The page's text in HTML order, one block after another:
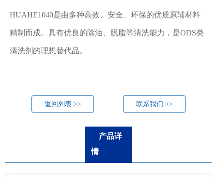
返回列表 >> 联系我们 >>
HUAHE1040是由多种高效、安全、环保的优质原辅材料
精制而成。具有优良的除油、脱脂等清洗能力，是ODS类
清洗剂的理想替代品。
产品详
情